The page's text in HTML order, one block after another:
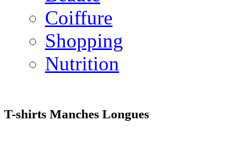
Coiffure
Shopping
Nutrition
T-shirts Manches Longues